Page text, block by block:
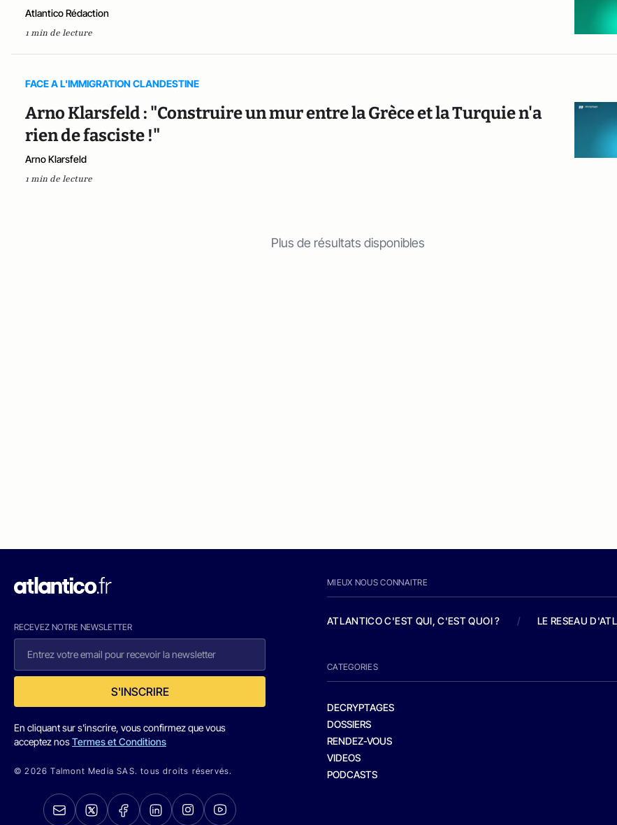
Atlantico Rédaction
1 min de lecture
FACE A L'IMMIGRATION CLANDESTINE
Arno Klarsfeld : "Construire un mur entre la Grèce et la Turquie n'a
rien de fasciste !"
Arno Klarsfeld
1 min de lecture
Plus de résultats disponibles
RECEVEZ NOTRE NEWSLETTER
S'INSCRIRE
En cliquant sur s'inscrire, vous confirmez que vous
acceptez nosTermes et Conditions
© 2026 Talmont Media SAS. tous droits réservés.
MIEUX NOUS CONNAITRE
ATLANTICO C'EST QUI, C'EST QUOI ? / LE RESEAU
CATEGORIES
DECRYPTAGES
DOSSIERS
RENDEZ-VOUS
VIDEOS
PODCASTS